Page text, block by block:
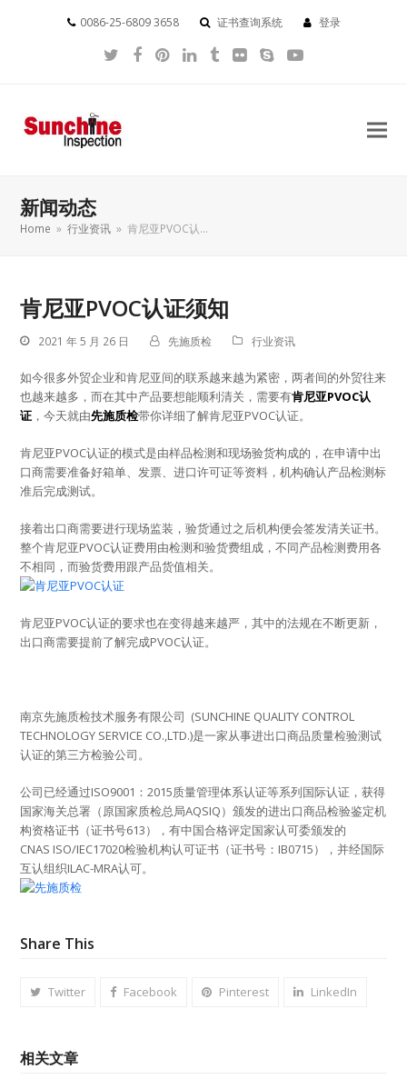
0086-25-6809 3658 证书查询系统 登录
Twitter
Facebook
Pinterest
LinkedIn
Tumblr
FlickrSkypeYouTube
新闻动态
Home » 行业资讯 » 肯尼亚PVOC认…
肯尼亚PVOC认证须知
2021 年 5 月 26 日 先施质检 行业资讯
如今很多外贸企业和肯尼亚间的联系越来越为紧密，两者间的外贸往来
也越来越多，而在其中产品要想能顺利清关，需要有肯尼亚PVOC认
证 ，今天就由先施质检带你详细了解肯尼亚PVOC认证。
肯尼亚PVOC认证的模式是由样品检测和现场验货构成的，在申请中出
口商需要准备好箱单、发票、进口许可证等资料，机构确认产品检测标
准后完成测试。
接着出口商需要进行现场监装，验货通过之后机构便会签发清关证书。
整个肯尼亚PVOC认证费用由检测和验货费组成，不同产品检测费用各
不相同，而验货费用跟产品货值相关。
肯尼亚PVOC认证的要求也在变得越来越严，其中的法规在不断更新，
出口商需要提前了解完成PVOC认证。
南京先施质检技术服务有限公司 (SUNCHINE QUALITY CONTROL
TECHNOLOGY SERVICE CO.,LTD.)是一家从事进出口商品质量检验测试
认证的第三方检验公司。
公司已经通过ISO9001：2015质量管理体系认证等系列国际认证，获得
国家海关总署（原国家质检总局AQSIQ）颁发的进出口商品检验鉴定机
构资格证书（证书号613），有中国合格评定国家认可委颁发的
CNAS ISO/IEC17020检验机构认可证书（证书号：IB0715），并经国际
互认组织ILAC-MRA认可。
Share This
Twitter Facebook Pinterest LinkedIn
相关文章